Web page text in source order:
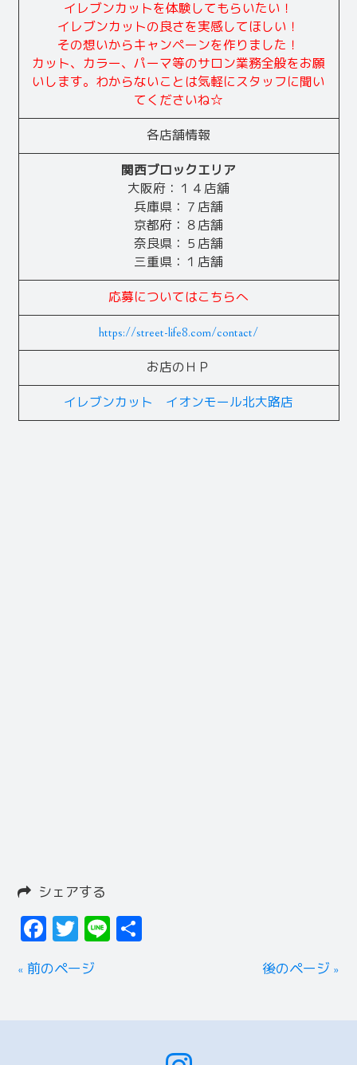
イレブンカットを体験してもらいたい！
イレブンカットの良さを実感してほしい！
その想いからキャンペーンを作りました！
カット、カラー、パーマ等のサロン業務全般をお願
いします。わからないことは気軽にスタッフに聞い
てくださいね☆
各店舗情報
関西ブロックエリア
大阪府：１４店舖
兵庫県：７店舗
京都府：８店舗
奈良県：５店舗
三重県：１店舗
応募についてはこちらへ
https://street-life8.com/contact/
お店のＨＰ
イレブンカット イオンモール北大路店
シェアする
Facebook
Twitter
Line
« 前のページ 後のページ »